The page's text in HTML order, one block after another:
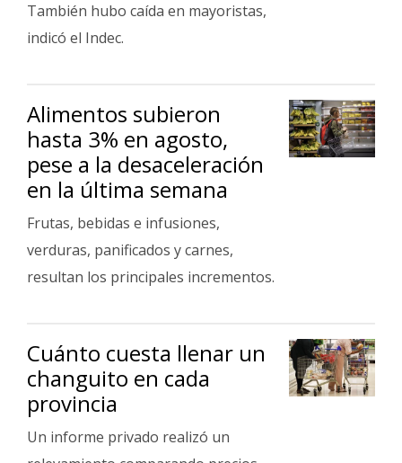
También hubo caída en mayoristas,
indicó el Indec.
Alimentos subieron
hasta 3% en agosto,
pese a la desaceleración
en la última semana
Frutas, bebidas e infusiones,
verduras, panificados y carnes,
resultan los principales incrementos.
Cuánto cuesta llenar un
changuito en cada
provincia
Un informe privado realizó un